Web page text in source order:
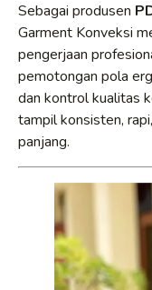
Sebagai produsen
Garment Konveksi
pengerjaan
pemotongan pola
dan kontrol kualitas
tampil konsisten,
panjang.